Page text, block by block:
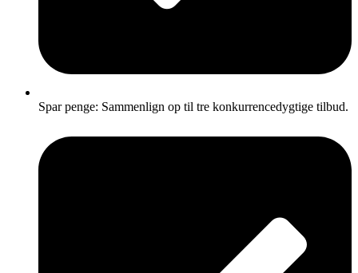
Spar penge: Sammenlign op til tre konkurrencedygtige tilbud.